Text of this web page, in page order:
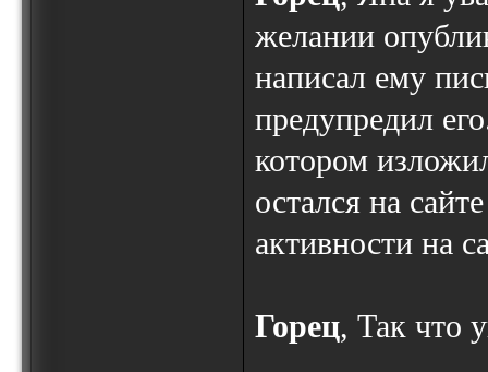
желании
написал ему
предупредил
котором
остался на
активности на
Горец, Так что